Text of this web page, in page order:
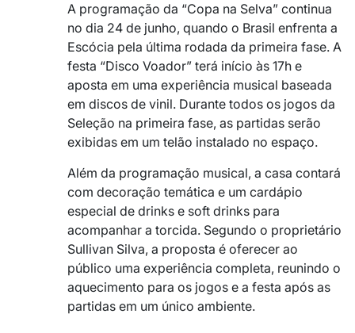
A programação da “Copa na Selva” continua
no dia 24 de junho, quando o Brasil enfrenta a
Escócia pela última rodada da primeira fase. A
festa “Disco Voador” terá início às 17h e
aposta em uma experiência musical baseada
em discos de vinil. Durante todos os jogos da
Seleção na primeira fase, as partidas serão
exibidas em um telão instalado no espaço.
Além da programação musical, a casa contará
com decoração temática e um cardápio
especial de drinks e soft drinks para
acompanhar a torcida. Segundo o proprietário
Sullivan Silva, a proposta é oferecer ao
público uma experiência completa, reunindo o
aquecimento para os jogos e a festa após as
partidas em um único ambiente.